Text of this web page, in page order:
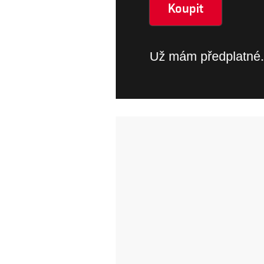
Koupit
Už mám předplatné.